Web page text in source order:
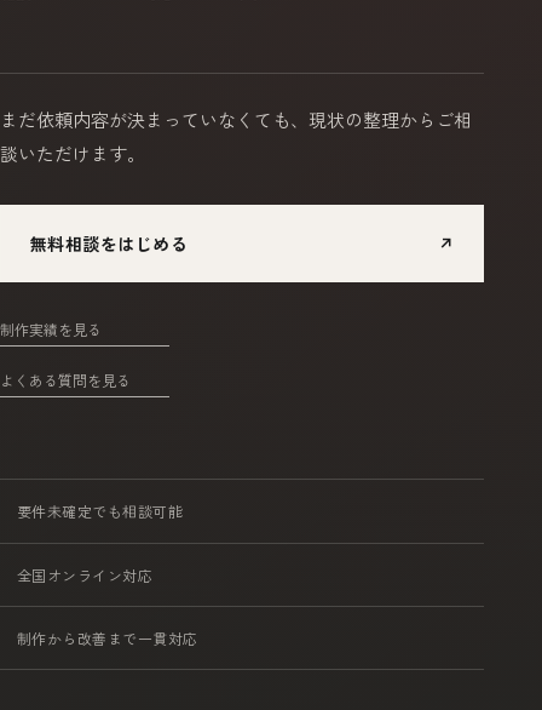
まだ依頼内容が決まっていなくても、 現状の整理からご相
談いただけます。
無料相談をはじめる ↗
制作実績を見る
よくある質問を見る
要件未確定でも相談可能
全国オンライン対応
制作から改善まで一貫対応